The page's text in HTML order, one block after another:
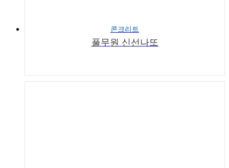
콘크리트
풀무원 신선나또